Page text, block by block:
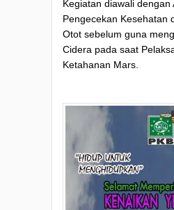
Kegiatan diawali dengan
Pengecekan Kesehatan
Otot sebelum guna
Cidera pada saat
Ketahanan Mars.